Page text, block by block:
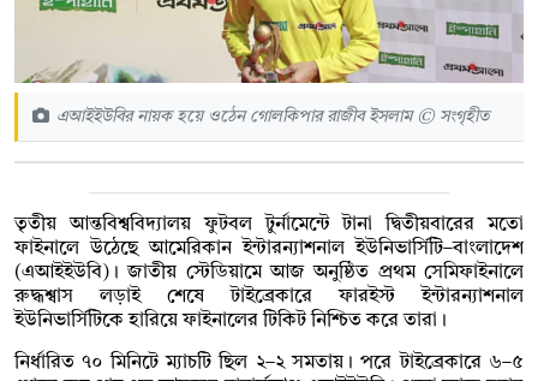
এআইইউবির নায়ক হয়ে ওঠেন গোলকিপার রাজীব ইসলাম © সংগৃহীত
তৃতীয় আন্তবিশ্ববিদ্যালয় ফুটবল টুর্নামেন্টে টানা দ্বিতীয়বারের মতো
ফাইনালে উঠেছে আমেরিকান ইন্টারন্যাশনাল ইউনিভার্সিটি–বাংলাদেশ
(এআইইউবি)। জাতীয় স্টেডিয়ামে আজ অনুষ্ঠিত প্রথম সেমিফাইনালে
রুদ্ধশ্বাস লড়াই শেষে টাইব্রেকারে ফারইস্ট ইন্টারন্যাশনাল
ইউনিভার্সিটিকে হারিয়ে ফাইনালের টিকিট নিশ্চিত করে তারা।
নির্ধারিত ৭০ মিনিটে ম্যাচটি ছিল ২–২ সমতায়। পরে টাইব্রেকারে ৬–৫